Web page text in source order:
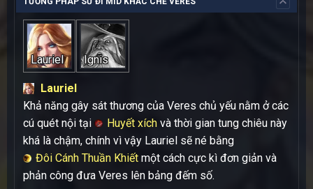
Lauriel Ignis
Lauriel
Khả năng gây sát thương của Veres chủ yếu nằm ở các
cú quét nội tại
Huyết xíchvà thời gian tung chiêu này
khá là chậm, chính vì vậy Lauriel sẽ né bằng
Đôi Cánh Thuần Khiếtmột cách cực kì đơn giản và
phản công đưa Veres lên bảng đếm số.